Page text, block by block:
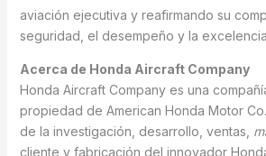
aviación ejecutiva y reafirmando su
seguridad, el desempeño y la
Acerca de Honda Aircraft Company
Honda Aircraft Company es una
propiedad de American Honda Motor
de la investigación, desarrollo, ventas,
cliente y fabricación del innovador